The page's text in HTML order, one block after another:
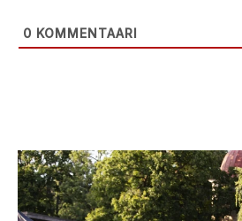
0 KOMMENTAARI